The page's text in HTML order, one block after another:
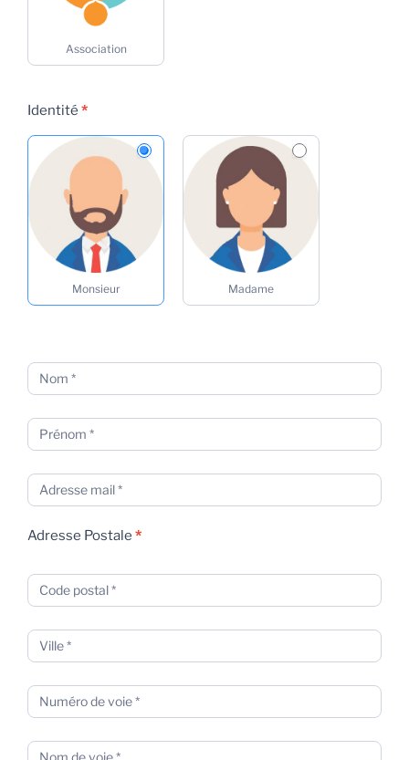
Association
Identité *
Monsieur Madame
Adresse Postale *